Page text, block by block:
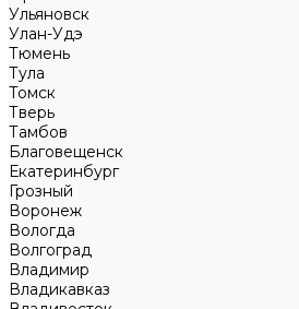
Ульяновск
Улан-Удэ
Тюмень
Тула
Томск
Тверь
Тамбов
Благовещенск
Екатеринбург
Грозный
Воронеж
Вологда
Волгоград
Владимир
Владикавказ